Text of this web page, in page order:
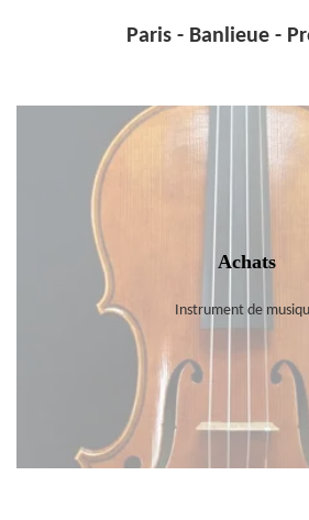
Paris - Banlieue -
Achats
Instrument de